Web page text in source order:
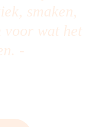
smaken,
voor wat het
-